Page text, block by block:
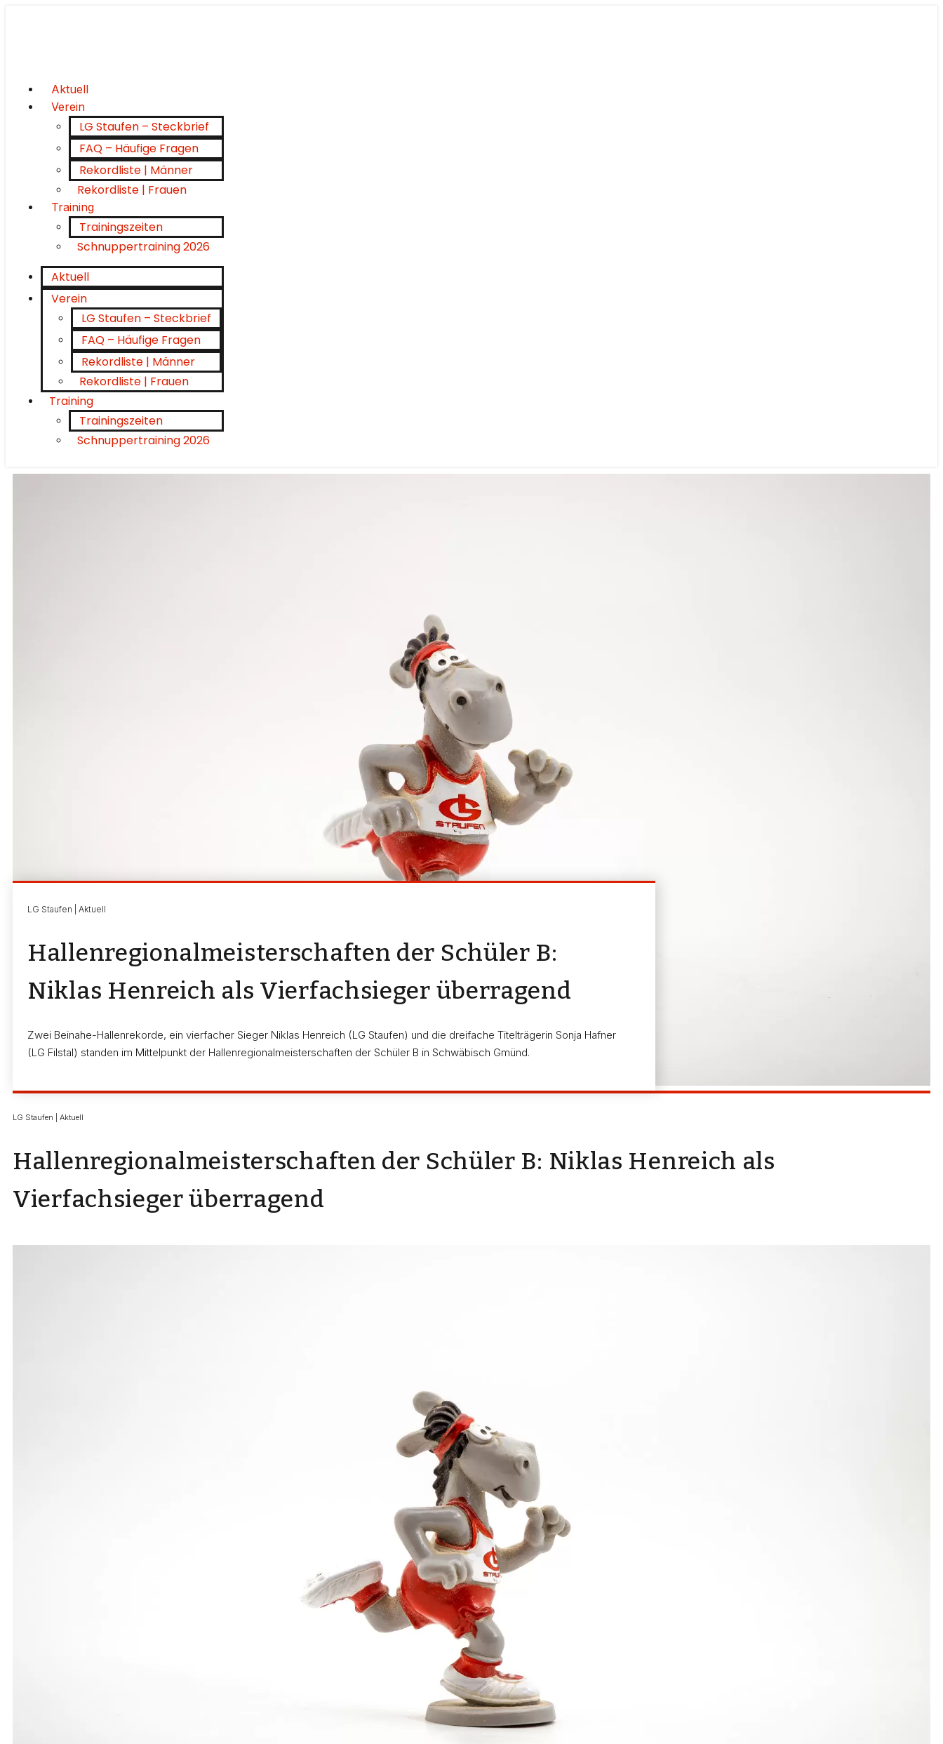
Aktuell
Verein
LG Staufen – Steckbrief
FAQ – Häufige Fragen
Rekordliste | Männer
Rekordliste | Frauen
Training
Trainingszeiten
Schnuppertraining 2026
Aktuell
Verein
LG Staufen – Steckbrief
FAQ – Häufige Fragen
Rekordliste | Männer
Rekordliste | Frauen
Training
Trainingszeiten
Schnuppertraining 2026
LG Staufen | Aktuell
Hallenregionalmeisterschaften der Schüler B:
Niklas Henreich als Vierfachsieger überragend
Zwei Beinahe-Hallenrekorde, ein vierfacher Sieger Niklas Henreich (LG Staufen) und die dreifache Titelträgerin Sonja Hafner
(LG Filstal) standen im Mittelpunkt der Hallenregionalmeisterschaften der Schüler B in Schwäbisch Gmünd.
LG Staufen | Aktuell
Hallenregionalmeisterschaften der Schüler B: Niklas Henreich als
Vierfachsieger überragend
M 13: Vierkampf-Hallenregionalmeister Niklas Henreich (LG Staufen) war in dieser Altersklasse der herausragende Athlet. Der Gymnasiast aus Böbingen
ließ den Hürdenlauf aus. In allen übrigen Disziplinen dominierte er, wie er wollte. Nach 7,01 Sekunden im 50-m-Vorlauf lag er im Finale mit 7,16 Sekunden
vor Jonas Daubenschütz (LG Filstal). Dafür entthronte der Geislinger über 50 m Hürden in 8,81 Sekunden Titelverteidiger Manuel Huttelmaier (LG Staufen),
Beim Hochsprung stellte Niklas Henreich mit 1,60 m seine Bestleistung ein. Im Weitsprung verbesserte er sich um 22 Zentimeter auf glänzende 5,54 m,
womit er den schon vierzehn Jahre alten Gmünder Hallenrekord von Mario Fauser (LG Staufen) nur um zwei Zentimeter verfehlte. Auch mit der Kugel
steigerte er sich um 43 Zentimeter auf 10,97 m. In allen drei technischen Wettbewerben wurde Dominik Petzold (LG Brenztal) Vizemeister.
M 12: Der vielseitig veranlagte Robin Schuster (VfL Iggingen) verteidigte nicht nur seinen 50-m-Titel in 7,47 Sekunden erfolgreich, sondern holte zudem
Silber über die Hürden und im Weitsprung sowie Bronze mit der Kugel. Der Ulmer Pascal Maurer siegte wie im Vorjahr über 50 m Hürden (9,07) und im
Hochsprung (1,40 m). Als Vizemeister überquerte der Straßdorfer Niklas Kiefer (LG Staufen) 1,36 m. Völlig überraschend gewann sein Vereinskamerad
Pascal Seiz den Weitsprung mit 4,57 m, während der Kuchener Moritz Stoiber (LG Filstal) sich das Kugelstoßen mit 8,93 m nicht nehmen ließ.
W 13: Nur zwei Hundertstelsekunden trennten im spannenden 50-m-Endlauf Siegerin Alicia Hägele (LG Staufen) bei ihren 7,09 (bisher 7,14) Sekunden von
ihrer Clubkollegin Miriam Arnholdt. Einen weiteren Titel sicherte sich die Straßdorferin mit 8,42 Sekunden im Hürdensprint vor der Großdeinbacherin Lisa
Maihöfer. Deren Landsfrau Miriam Arnholdt gewann den Hochsprung mit 1,48 m vor der höhengleichen Titelverteidigerin Maike Rosenberger (LG Filstal),